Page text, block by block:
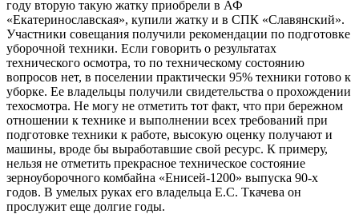
году вторую такую жатку приобрели в АФ
«Екатеринославская», купили жатку и в СПК «Славянский».
Участники совещания получили рекомендации по подготовке
уборочной техники. Если говорить о результатах
технического осмотра, то по техническому состоянию
вопросов нет, в поселении практически 95% техники готово к
уборке. Ее владельцы получили свидетельства о прохождении
техосмотра. Не могу не отметить тот факт, что при бережном
отношении к технике и выполнении всех требований при
подготовке техники к работе, высокую оценку получают и
машины, вроде бы выработавшие свой ресурс. К примеру,
нельзя не отметить прекрасное техническое состояние
зерноуборочного комбайна «Енисей-1200» выпуска 90-х
годов. В умелых руках его владельца Е.С. Ткачева он
прослужит еще долгие годы.